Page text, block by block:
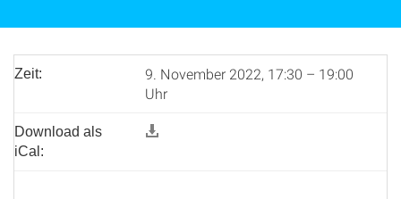
Zeit:
9. November 2022, 17:30 – 19:00
Uhr
Download als
iCal: